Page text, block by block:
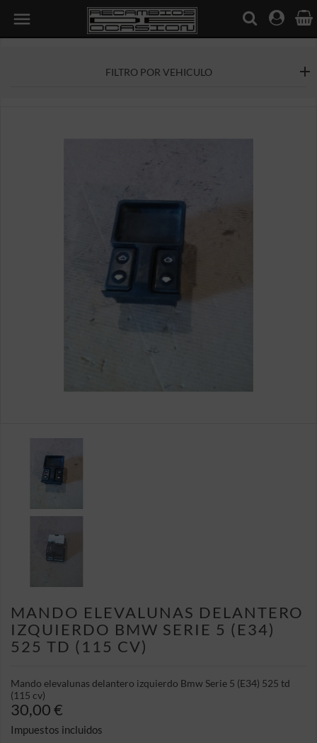

FILTRO POR VEHICULO
MANDO ELEVALUNAS DELANTERO
IZQUIERDO BMW SERIE 5 (E34)
525 TD (115 CV)
Mando elevalunas delantero izquierdo Bmw Serie 5 (E34) 525 td
(115 cv)
30,00 €
Impuestos incluidos